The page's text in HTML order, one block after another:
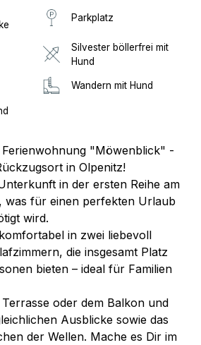
Parkplatz
Silvester böllerfrei mit
Hund
Wandern mit Hund
"Möwenblick" -
in Olpenitz!
in der ersten Reihe am
was für einen perfekten Urlaub
wird.
in zwei liebevoll
die insgesamt Platz
bieten – ideal für Familien
oder dem Balkon und
Ausblicke sowie das
der Wellen. Mache es Dir im